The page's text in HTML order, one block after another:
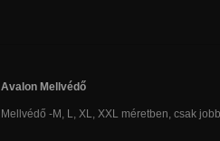
Avalon Mellvédő
Mellvédő -M, L, XL, XXL méretben, csak